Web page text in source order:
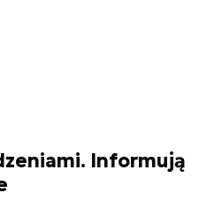
Informują